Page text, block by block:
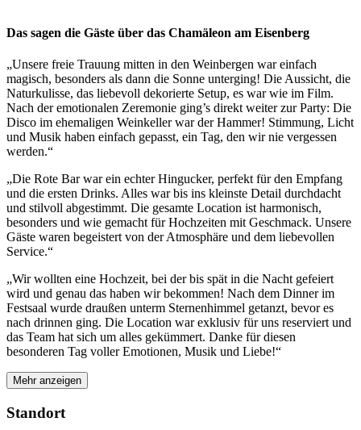
Das sagen die Gäste über das Chamäleon am Eisenberg
„Unsere freie Trauung mitten in den Weinbergen war einfach
magisch, besonders als dann die Sonne unterging! Die Aussicht, die
Naturkulisse, das liebevoll dekorierte Setup, es war wie im Film.
Nach der emotionalen Zeremonie ging’s direkt weiter zur Party: Die
Disco im ehemaligen Weinkeller war der Hammer! Stimmung, Licht
und Musik haben einfach gepasst, ein Tag, den wir nie vergessen
werden.“
„Die Rote Bar war ein echter Hingucker, perfekt für den Empfang
und die ersten Drinks. Alles war bis ins kleinste Detail durchdacht
und stilvoll abgestimmt. Die gesamte Location ist harmonisch,
besonders und wie gemacht für Hochzeiten mit Geschmack. Unsere
Gäste waren begeistert von der Atmosphäre und dem liebevollen
Service.“
„Wir wollten eine Hochzeit, bei der bis spät in die Nacht gefeiert
wird und genau das haben wir bekommen! Nach dem Dinner im
Festsaal wurde draußen unterm Sternenhimmel getanzt, bevor es
nach drinnen ging. Die Location war exklusiv für uns reserviert und
das Team hat sich um alles gekümmert. Danke für diesen
besonderen Tag voller Emotionen, Musik und Liebe!“
Mehr anzeigen
Standort